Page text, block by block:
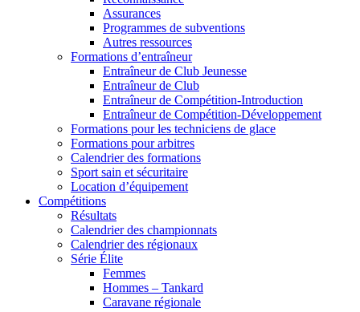
Assurances
Programmes de subventions
Autres ressources
Formations d’entraîneur
Entraîneur de Club Jeunesse
Entraîneur de Club
Entraîneur de Compétition-Introduction
Entraîneur de Compétition-Développement
Formations pour les techniciens de glace
Formations pour arbitres
Calendrier des formations
Sport sain et sécuritaire
Location d’équipement
Compétitions
Résultats
Calendrier des championnats
Calendrier des régionaux
Série Élite
Femmes
Hommes – Tankard
Caravane régionale